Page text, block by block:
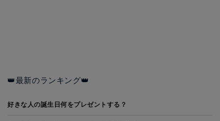
👑最新のランキング👑
好きな人の誕生日何をプレゼントする？